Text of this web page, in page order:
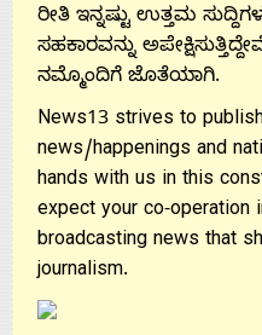
ರೀತಿ ಇನ್ನಷ್ಟು ಉತ್ತಮ
ಸಹಕಾರವನ್ನು
ನಮ್ಮೊಂದಿಗೆ ಜೊತೆಯಾಗಿ.
News13 strives to
news/happenings and
hands with us in this
expect your co-operation
broadcasting news that
journalism.